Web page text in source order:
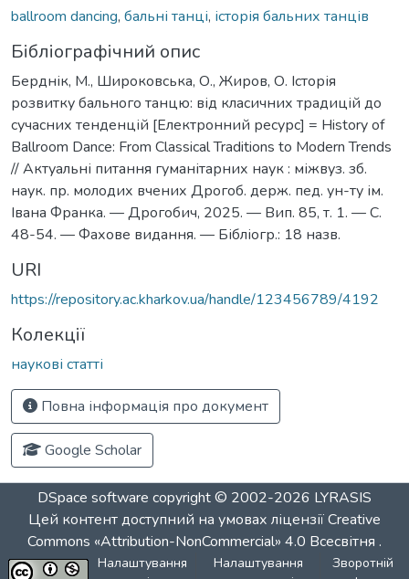
ballroom dancing, бальні танці, історія бальних танців
Бібліографічний опис
Берднік, М., Широковська, О., Жиров, О. Історія
розвитку бального танцю: від класичних традицій до
сучасних тенденцій [Електронний ресурс] = History of
Ballroom Dance: From Classical Traditions to Modern Trends
// Актуальні питання гуманітарних наук : міжвуз. зб.
наук. пр. молодих вчених Дрогоб. держ. пед. ун-ту ім.
Івана Франка. — Дрогобич, 2025. — Вип. 85, т. 1. — С.
48-54. — Фахове видання. — Бібліогр.: 18 назв.
URI
https://repository.ac.kharkov.ua/handle/123456789/4192
Колекції
наукові статті
Повна інформація про документ
Google Scholar
DSpace software copyright © 2002-2026 LYRASIS
Цей контент доступний на умовах ліцензіїCreative
Commons «Attribution-NonCommercial» 4.0 Всесвітня .
Налаштування
Налаштування
Зворотній